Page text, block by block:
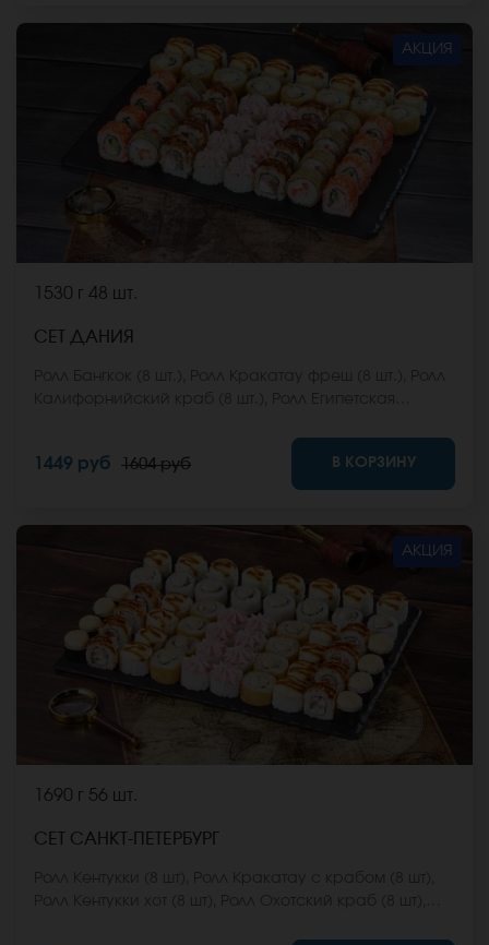
АКЦИЯ
1530 г 48 шт.
СЕТ ДАНИЯ
(8 шт.) *Не забудьте заказать имбирь, васаби и
соевый соус. Они не входят в стоимость заказа.
*Внешний вид блюда может отличаться от фото на
1449 руб 1604 руб В КОРЗИНУ
АКЦИЯ
1690 г 56 шт.
СЕТ САНКТ-ПЕТЕРБУРГ